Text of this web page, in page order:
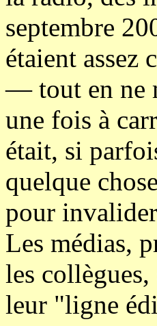
septembre
étaient assez
— tout en ne
une fois à
était, si
quelque
pour
Les médias,
les
leur "ligne